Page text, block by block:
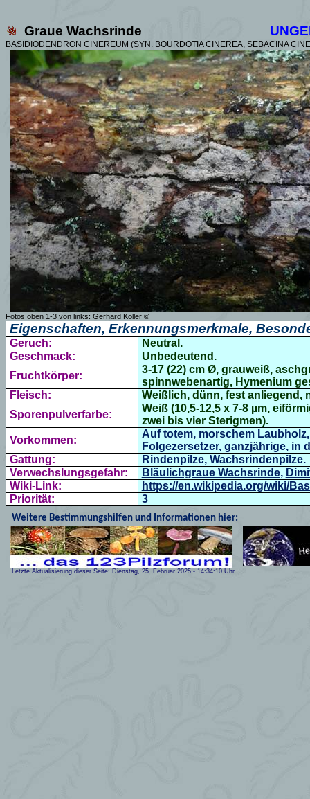
Graue Wachsrinde
BASIDIODENDRON CINEREUM (SYN. BOURDOTIA CINEREA, SEBACINA
Fotos oben 1-3 von links: Gerhard Koller ©
Eigenschaften, Erkennungsmerkmale,
Geruch:
Neutral.
Geschmack:
Unbedeutend.
Fruchtkörper:
3-17 (22) cm Ø,grauweiß,
spinnwebenartig, Hymenium
Fleisch:
Weißlich, dünn,fest anliegend,
Sporenpulverfarbe:
Weiß (10,5-12,5 x 7-8 µm,
zwei bis vier Sterigmen).
Vorkommen:
Auf totem, morschem
Folgezersetzer, ganzjährige, in
Gattung:
Rindenpilze, Wachsrindenpilze.
Verwechslungsgefahr:
Bläulichgraue Wachsrinde,
Wiki-Link:
https://en.wikipedia.org/wiki/
Priorität:
3
Weitere Bestimmungshilfen und Informationen hier:
Letzte Aktualisierung dieser Seite: Dienstag, 25. Februar 2025 - 14:34:10 Uhr